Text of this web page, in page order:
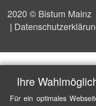
2020 © Bistum Mainz
Ihre
Für ein optimales